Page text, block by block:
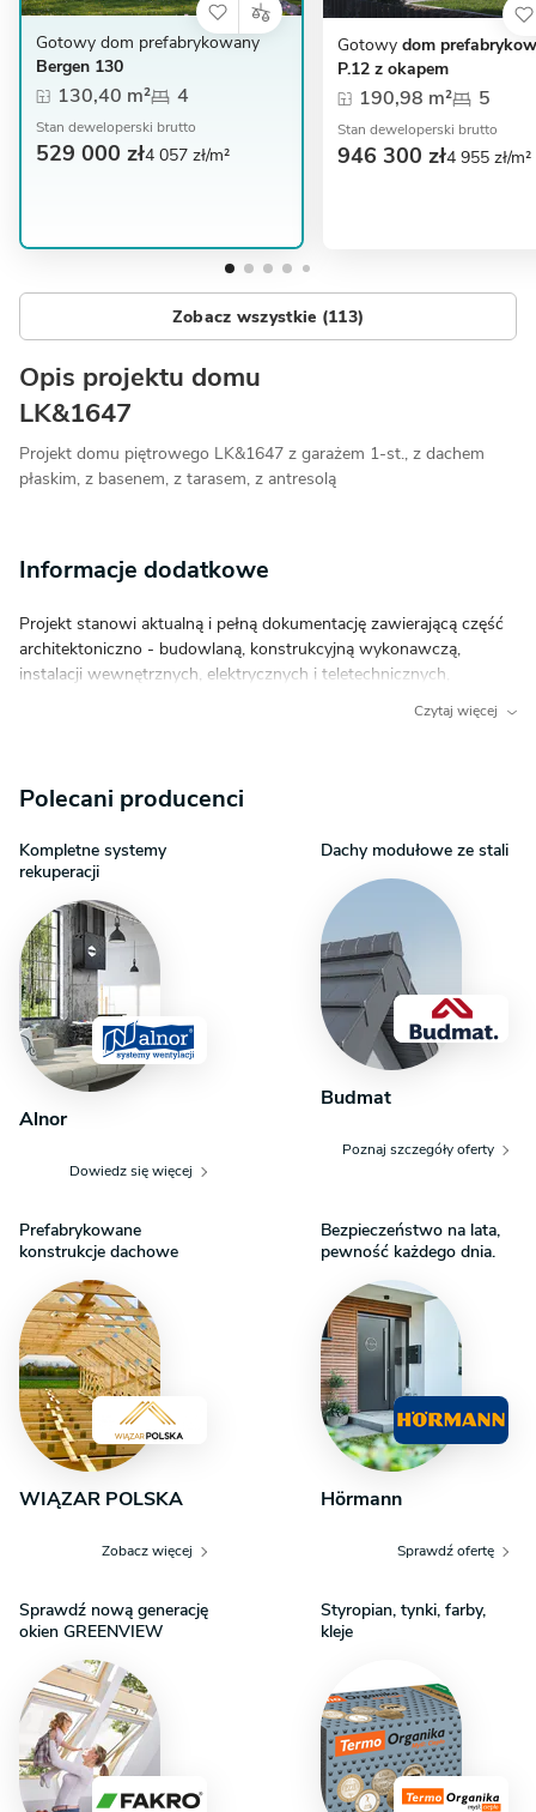
Gotowy dom prefabrykowany
Bergen 130
130,40 m² 4
Stan deweloperski brutto
529 000 zł4 057 zł/m²
Gotowy dom
P.12 z okapem
190,98 m² 5
Stan deweloperski brutto
946 300 zł4 955 zł/m²
Zobacz wszystkie (113)
Opis projektu domu
LK&1647
Projekt domu piętrowego LK&1647 z garażem 1-st., z dachem
płaskim, z basenem, z tarasem, z antresolą
Informacje dodatkowe
Projekt stanowi aktualną i pełną dokumentację zawierającą część
architektoniczno - budowlaną, konstrukcyjną wykonawczą,
instalacji wewnętrznych, elektrycznych i teletechnicznych,
Dokumentacja zabezpieczona jest specjalną plombą, której
projekt domu idealnie na nią pasuje.
Czytaj więcej
Polecani producenci
Kompletne systemy
rekuperacji
Alnor
Dowiedz się więcej
Dachy modułowe ze stali
Budmat
Poznaj szczegóły oferty
Prefabrykowane
konstrukcje dachowe
WIĄZAR POLSKA
Zobacz więcej
Bezpieczeństwo na lata,
pewność każdego dnia.
Hörmann
Sprawdź ofertę
Sprawdź nową generację
okien GREENVIEW
Styropian, tynki, farby,
kleje